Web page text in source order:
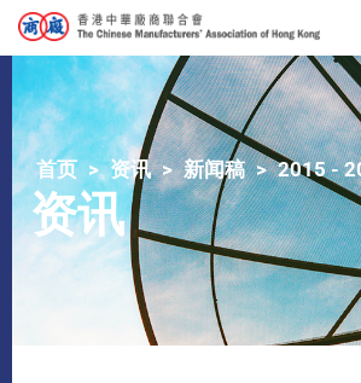
首页 资讯 新闻稿 2015 -
资讯